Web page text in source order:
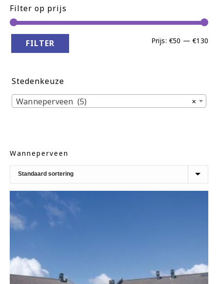
Wanneperveen
Filter op prijs
FILTER Prijs: €50 —€130
Stedenkeuze
×
Wanneperveen (5)